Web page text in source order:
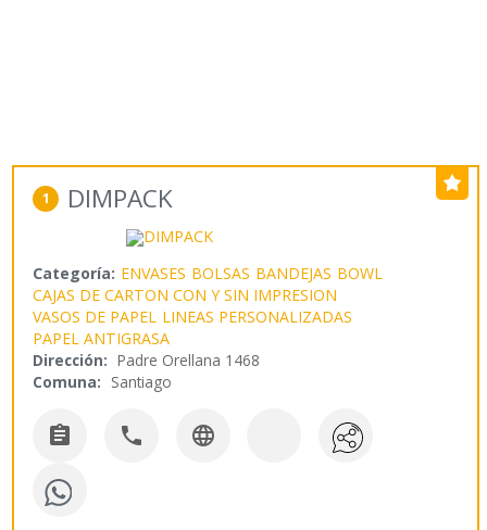
1 DIMPACK
Categoría: ENVASES BOLSAS BANDEJAS BOWL
CAJAS DE CARTON CON Y SIN IMPRESION
VASOS DE PAPEL LINEAS PERSONALIZADAS
PAPEL ANTIGRASA
Dirección: Padre Orellana 1468
Comuna: Santiago
  